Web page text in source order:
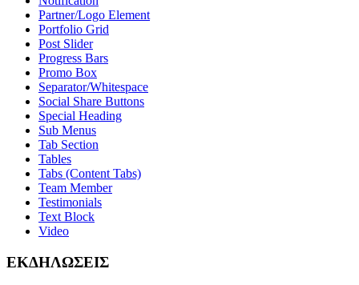
Partner/Logo Element
Portfolio Grid
Post Slider
Progress Bars
Promo Box
Separator/Whitespace
Social Share Buttons
Special Heading
Sub Menus
Tab Section
Tables
Tabs (Content Tabs)
Team Member
Testimonials
Text Block
Video
ΕΚΔΗΛΩΣΕΙΣ